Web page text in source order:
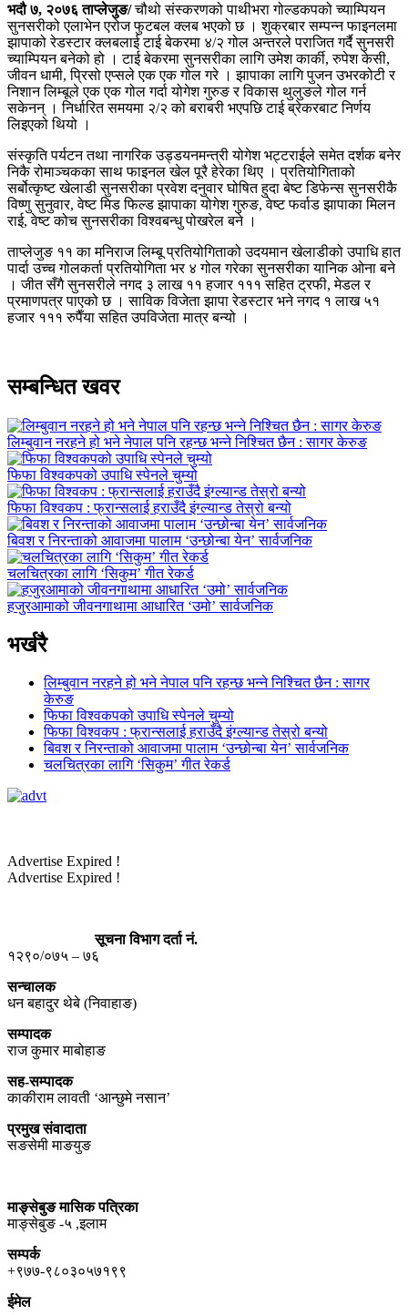
भदौ ७, २०७६ ताप्लेजुङ/चौथो संस्करणको पाथीभरा गोल्डकपको च्याम्पियन
सुनसरीको एलाभेन एरोज फुटबल क्लब भएको छ । शुक्रबार सम्पन्न फाइनलमा
झापाको रेडस्टार क्लबलाई टाई बेकरमा ४/२ गोल अन्तरले पराजित गर्दै सुनसरी
च्याम्पियन बनेको हो । टाई बेकरमा सुनसरीका लागि उमेश कार्की, रुपेश केसी,
जीवन धामी, प्रिसो एप्सले एक एक गोल गरे । झापाका लागि पुजन उभरकोटी र
निशान लिम्बूले एक एक गोल गर्दा योगेश गुरुङ र विकास थुलुङले गोल गर्न
सकेनन् । निर्धारित समयमा २/२ को बराबरी भएपछि टाई ब्रेकरबाट निर्णय
लिइएको थियो ।
संस्कृति पर्यटन तथा नागरिक उड्डयनमन्त्री योगेश भट्टराईले समेत दर्शक बनेर
निकै रोमाञ्चकका साथ फाइनल खेल पूरै हेरेका थिए । प्रतियोगिताको
सर्बोत्कृष्ट खेलाडी सुनसरीका प्रवेश दनुवार घोषित हुदा बेष्ट डिफेन्स सुनसरीकै
विष्णु सुनुवार, वेष्ट मिड फिल्ड झापाका योगेश गुरुङ, वेष्ट फर्वाड झापाका मिलन
राई, वेष्ट कोच सुनसरीका विश्वबन्धु पोखरेल बने ।
ताप्लेजुङ ११ का मनिराज लिम्बू प्रतियोगिताको उदयमान खेलाडीको उपाधि हात
पार्दा उच्च गोलकर्ता प्रतियोगिता भर ४ गोल गरेका सुनसरीका यानिक ओना बने
। जीत सँगै सुनसरीले नगद ३ लाख ११ हजार १११ सहित ट्रफी, मेडल र
प्रमाणपत्र पाएको छ । साविक विजेता झापा रेडस्टार भने नगद १ लाख ५१
हजार १११ रुपैँया सहित उपविजेता मात्र बन्यो ।
सम्बन्धित खवर
लिम्बुवान नरहने हो भने नेपाल पनि रहन्छ भन्ने निश्चित छैन : सागर केरुङ
फिफा विश्वकपको उपाधि स्पेनले चुम्यो
फिफा विश्वकप : फ्रान्सलाई हराउँदै इंग्ल्यान्ड तेस्रो बन्यो
बिवश र निरन्ताको आवाजमा पालाम ‘उन्छोन्बा येन’ सार्वजनिक
चलचित्रका लागि ‘सिकुम’ गीत रेकर्ड
हजुरआमाको जीवनगाथामा आधारित ‘उमो’ सार्वजनिक
भर्खरै
लिम्बुवान नरहने हो भने नेपाल पनि रहन्छ भन्ने निश्चित छैन : सागर
केरुङ
फिफा विश्वकपको उपाधि स्पेनले चुम्यो
फिफा विश्वकप : फ्रान्सलाई हराउँदै इंग्ल्यान्ड तेस्रो बन्यो
बिवश र निरन्ताको आवाजमा पालाम ‘उन्छोन्बा येन’ सार्वजनिक
चलचित्रका लागि ‘सिकुम’ गीत रेकर्ड
Advertise Expired !
Advertise Expired !
सूचना विभाग दर्ता नं.
१२९०/०७५ – ७६
सन्चालक
धन बहादुर थेबे (निवाहाङ)
सम्पादक
राज कुमार माबोहाङ
सह-सम्पादक
काकीराम लावती ‘आन्छुमे नसान’
प्रमुख संवादाता
सङसेमी माङयुङ
माङ्सेबुङ मासिक पत्रिका
माङ्सेबुङ -५ ,इलाम
सम्पर्क
+९७७-९८०३०५७१९९
ईमेल